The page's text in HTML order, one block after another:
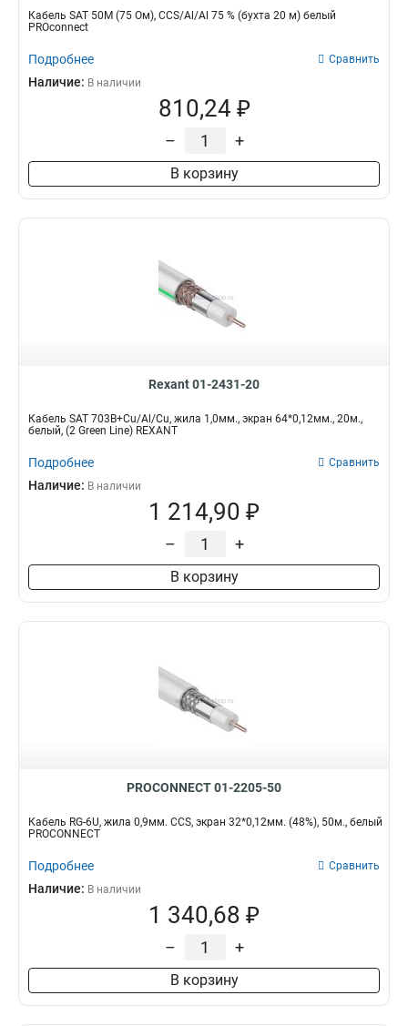
Кабель SAT 50M (75 Ом), CCS/Al/Al 75 % (бухта 20 м) белый
PROconnect
Подробнее Сравнить
Наличие: В наличии
810,24 ₽
– +
В корзину
Rexant 01-2431-20
Кабель SAT 703B+Cu/Al/Cu, жила 1,0мм., экран 64*0,12мм., 20м.,
белый, (2 Green Line) REXANT
Подробнее Сравнить
Наличие: В наличии
1 214,90 ₽
– +
В корзину
PROCONNECT 01-2205-50
Кабель RG-6U, жила 0,9мм. CCS, экран 32*0,12мм. (48%), 50м., белый
PROCONNECT
Подробнее Сравнить
Наличие: В наличии
1 340,68 ₽
– +
В корзину